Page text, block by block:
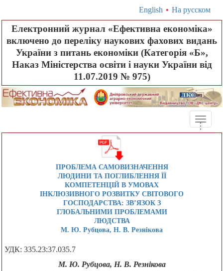
English • На русском
Електронний журнал «Ефективна економіка»
включено до переліку наукових фахових видань
України з питань економіки (Категорія «Б»,
Наказ Міністерства освіти і науки України від
11.07.2019 № 975)
Toggle
...
ПРОБЛЕМА САМОВИЗНАЧЕННЯ
ЛЮДИНИ ТА ПОГЛИБЛЕННЯ ЇЇ
КОМПЕТЕНЦІЙ В УМОВАХ
ІНКЛЮЗИВНОГО РОЗВИТКУ СВІТОВОГО
ГОСПОДАРСТВА: ЗВ’ЯЗОК З
ГЛОБАЛЬНИМИ ПРОБЛЕМАМИ
ЛЮДСТВА
М. Ю. Рубцова, Н. В. Резнікова
УДК: 335.23:37.035.7
М. Ю. Рубцова, Н. В. Резнікова